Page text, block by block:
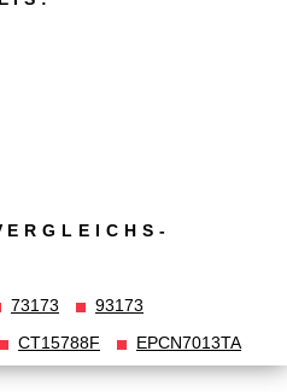
73173
93173
CT15788F EPCN7013TA